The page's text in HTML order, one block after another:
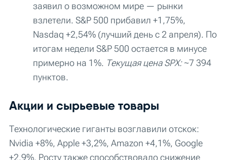
заявил о возможном мире — рынки
взлетели. S&P 500 прибавил +1,75%,
Nasdaq +2,54% (лучший день с 2 апреля). По
итогам недели S&P 500 остается в минусе
примерно на 1%. Текущая цена SPX:~7 394
пунктов.
Акции и сырьевые товары
Технологические гиганты возглавили отскок:
Nvidia +8%, Apple +3,2%, Amazon +4,1%, Google
+2,9%. Росту также способствовало снижение